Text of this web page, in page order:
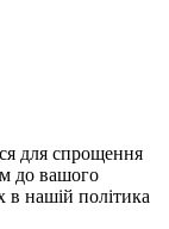
для спрощення
до вашого
в нашій політика